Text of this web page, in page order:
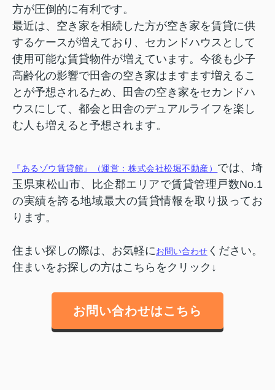
方が圧倒的に有利です。
最近は、空き家を相続した方が空き家を賃貸に供
するケースが増えており、セカンドハウスとして
使用可能な賃貸物件が増えています。今後も少子
高齢化の影響で田舎の空き家はますます増えるこ
とが予想されるため、田舎の空き家をセカンドハ
ウスにして、都会と田舎のデュアルライフを楽し
む人も増えると予想されます。
『あるゾウ賃貸館』（運営：株式会社松堀不動産） では、埼
玉県東松山市、比企郡エリアで賃貸管理戸数No.1
の実績を誇る地域最大の賃貸情報を取り扱ってお
ります。
住まい探しの際は、お気軽にお問い合わせ ください。
住まいをお探しの方はこちらをクリック↓
お問い合わせはこちら